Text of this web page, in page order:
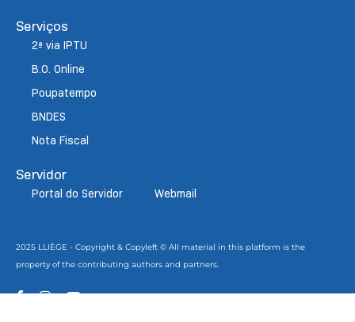
Serviços
2ª via IPTU
B.O. Online
Poupatempo
BNDES
Nota Fiscal
Servidor
Portal do Servidor Webmail
2025 LLIÈGE - Copyright & Copyleft © All material in this platform is the
property of the contributing authors and partners.